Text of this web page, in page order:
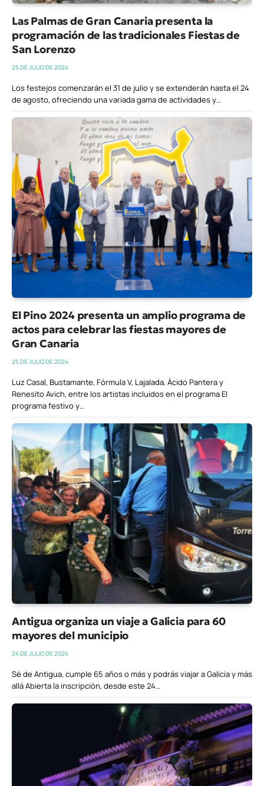
Las Palmas de Gran Canaria presenta la
programación de las tradicionales Fiestas de
San Lorenzo
25 DE JULIO DE 2024
Los festejos comenzarán el 31 de julio y se extenderán hasta el 24
de agosto, ofreciendo una variada gama de actividades y…
El Pino 2024 presenta un amplio programa de
actos para celebrar las fiestas mayores de
Gran Canaria
25 DE JULIO DE 2024
Luz Casal, Bustamante, Fórmula V, Lajalada, Ácido Pantera y
Renesito Avich, entre los artistas incluidos en el programa El
programa festivo y…
Antigua organiza un viaje a Galicia para 60
mayores del municipio
24 DE JULIO DE 2024
Sé de Antigua, cumple 65 años o más y podrás viajar a Galicia y más
allá Abierta la inscripción, desde este 24…